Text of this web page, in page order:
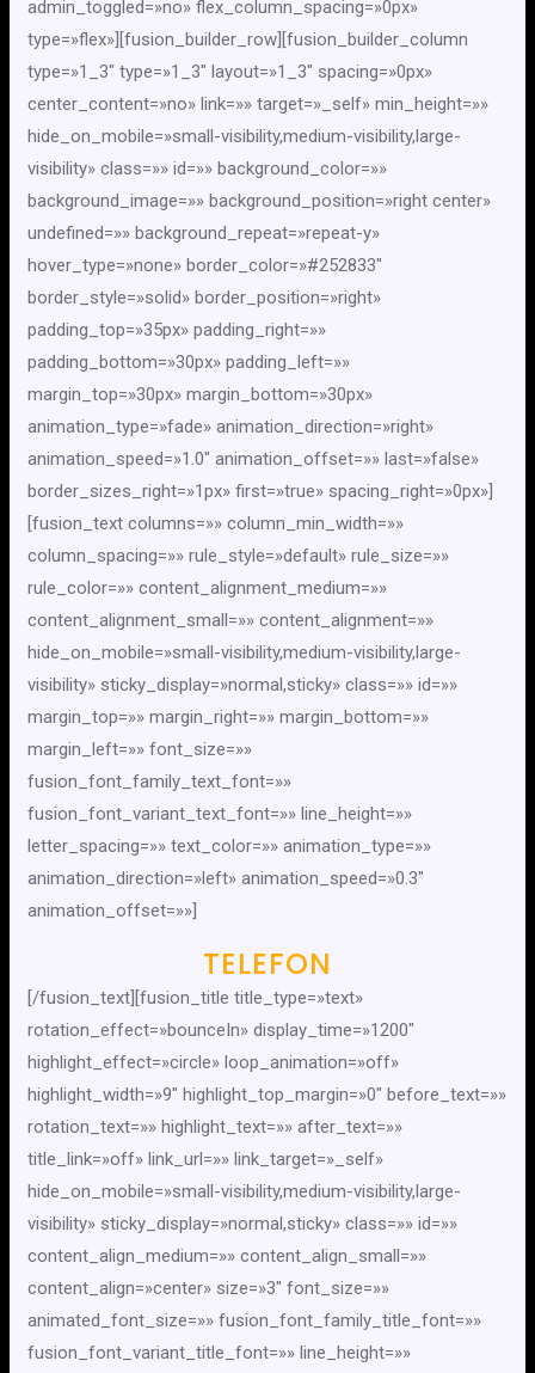
admin_toggled=»no» flex_column_spacing=»0px»
type=»flex»][fusion_builder_row][fusion_builder_column
type=»1_3″ type=»1_3″ layout=»1_3″ spacing=»0px»
center_content=»no» link=»» target=»_self» min_height=»»
hide_on_mobile=»small-visibility,medium-visibility,large-
visibility» class=»» id=»» background_color=»»
background_image=»» background_position=»right center»
undefined=»» background_repeat=»repeat-y»
hover_type=»none» border_color=»#252833″
border_style=»solid» border_position=»right»
padding_top=»35px» padding_right=»»
padding_bottom=»30px» padding_left=»»
margin_top=»30px» margin_bottom=»30px»
animation_type=»fade» animation_direction=»right»
animation_speed=»1.0″ animation_offset=»» last=»false»
border_sizes_right=»1px» first=»true» spacing_right=»0px»]
[fusion_text columns=»» column_min_width=»»
column_spacing=»» rule_style=»default» rule_size=»»
rule_color=»» content_alignment_medium=»»
content_alignment_small=»» content_alignment=»»
hide_on_mobile=»small-visibility,medium-visibility,large-
visibility» sticky_display=»normal,sticky» class=»» id=»»
margin_top=»» margin_right=»» margin_bottom=»»
margin_left=»» font_size=»»
fusion_font_family_text_font=»»
fusion_font_variant_text_font=»» line_height=»»
letter_spacing=»» text_color=»» animation_type=»»
animation_direction=»left» animation_speed=»0.3″
animation_offset=»»]
TELEFON
[/fusion_text][fusion_title title_type=»text»
rotation_effect=»bounceIn» display_time=»1200″
highlight_effect=»circle» loop_animation=»off»
highlight_width=»9″ highlight_top_margin=»0″ before_text=»»
rotation_text=»» highlight_text=»» after_text=»»
title_link=»off» link_url=»» link_target=»_self»
hide_on_mobile=»small-visibility,medium-visibility,large-
visibility» sticky_display=»normal,sticky» class=»» id=»»
content_align_medium=»» content_align_small=»»
content_align=»center» size=»3″ font_size=»»
animated_font_size=»» fusion_font_family_title_font=»»
fusion_font_variant_title_font=»» line_height=»»